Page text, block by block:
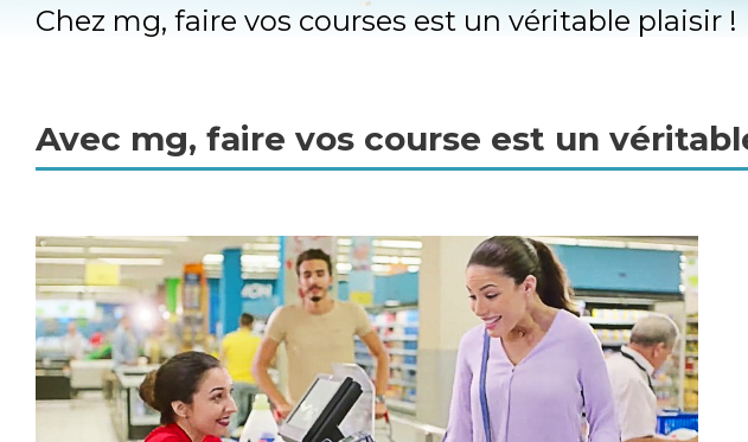
Chez mg, faire vos courses est un véritable plaisir !
Avec mg, faire vos course est un